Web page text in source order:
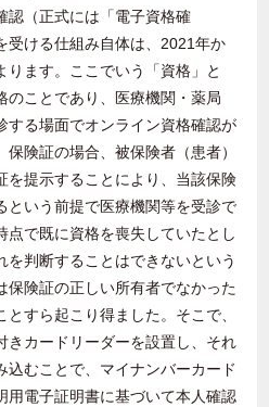
認（正式には「電子資格確
ける仕組み自体は、 2021年か
ります。ここでいう「資格」と
のことであり、医療機関・薬局
する場面でオンライン資格確認が
険証の場合、被保険者（患者）
を提示することにより、当該保険
という前提で医療機関等を受診で
点で既に資格を喪失していたとし
を判断することはできないという
保険証の正しい所有者でなかった
すら起こり得ました。そこで、
きカードリーダーを設置し、それ
込むことで、マイナンバーカード
用電子証明書に基づいて本人確認